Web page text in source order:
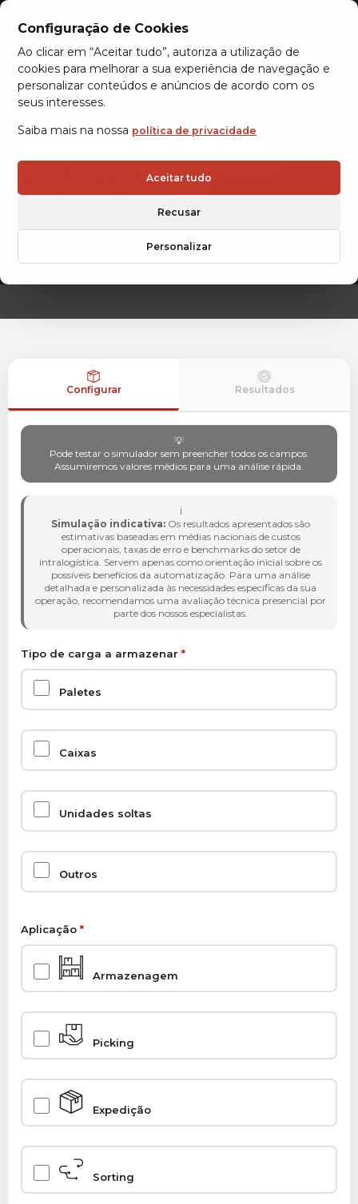
Configuração de Cookies
Ao clicar em “Aceitar tudo”, autoriza a utilização de
cookies para melhorar a sua experiência de navegação e
personalizar conteúdos e anúncios de acordo com os
seus interesses.
Saiba mais na nossa política de privacidade
Aceitar tudo
Recusar
Personalizar
SIMULADOR:
COM INVESTIMENTO EM
AUTOMATIZAÇÃO
Configurar Resultados
💡
Pode testar o simulador sem preencher todos os campos.
Assumiremos valores médios para uma análise rápida.
ℹ️
Simulação indicativa: Os resultados apresentados são
estimativas baseadas em médias nacionais de custos
operacionais, taxas de erro e benchmarks do setor de
intralogística. Servem apenas como orientação inicial sobre os
possíveis benefícios da automatização. Para uma análise
detalhada e personalizada às necessidades específicas da sua
operação, recomendamos uma avaliação técnica presencial por
parte dos nossos especialistas.
Tipo de carga a armazenar *
Paletes
Caixas
Unidades soltas
Outros
Aplicação *
Armazenagem
Picking
Expedição
Sorting